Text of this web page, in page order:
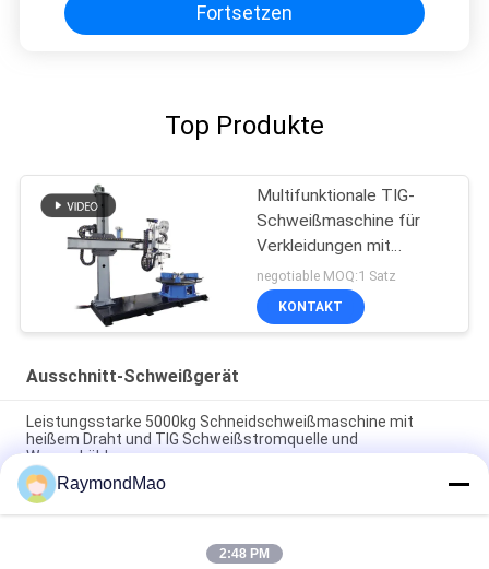
Fortsetzen
Top Produkte
Multifunktionale TIG-
Schweißmaschine für
Verkleidungen mit
heißem Draht
negotiable MOQ:1 Satz
KONTAKT
Ausschnitt-Schweißgerät
Leistungsstarke 5000kg Schneidschweißmaschine mit
heißem Draht und TIG Schweißstromquelle und
Wasserkühlung
Max. 100-500 Schweißstromschneider Schweißmaschine für
Warmdraht TIG M Vertikalverkleidungsanwendungen
5000 kg Kapazität Schneidschweißmaschine mit 220V/380V
RaymondMao
2:48 PM